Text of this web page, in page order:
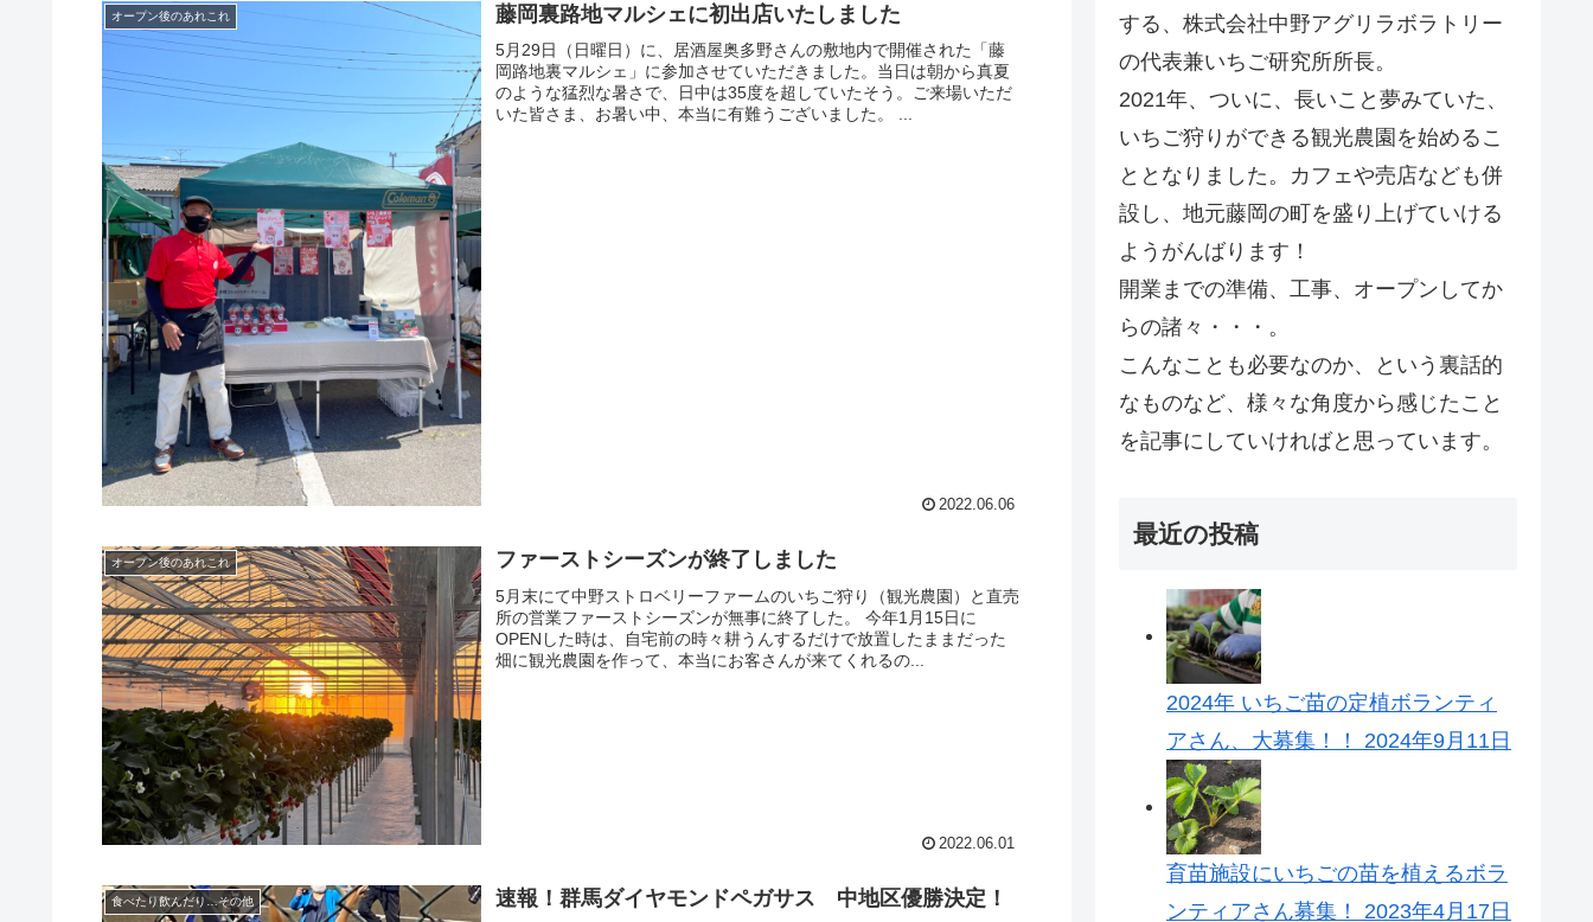
オープン後のあれこれ 藤岡裏路地マルシェに初出店いたしました
5月29日（日曜日）に、居酒屋奥多野さんの敷地内で開催された「藤
岡路地裏マルシェ」に参加させていただきました。当日は朝から真夏
のような猛烈な暑さで、日中は35度を超していたそう。ご来場いただ
いた皆さま、お暑い中、本当に有難うございました。 ...
2022.06.06
オープン後のあれこれ ファーストシーズンが終了しました
5月末にて中野ストロベリーファームのいちご狩り（観光農園）と直売
所の営業ファーストシーズンが無事に終了した。 今年1月15日に
OPENした時は、自宅前の時々耕うんするだけで放置したままだった
畑に観光農園を作って、本当にお客さんが来てくれるの...
2022.06.01
食べたり飲んだり…その他 速報！群馬ダイヤモンドペガサス 中地区優勝決定！
する、株式会社中野アグリラボラトリー
の代表兼いちご研究所所長。
2021年、ついに、長いこと夢みていた、
いちご狩りができる観光農園を始めるこ
ととなりました。カフェや売店なども併
設し、地元藤岡の町を盛り上げていける
ようがんばります！
開業までの準備、工事、オープンしてか
らの諸々・・・。
こんなことも必要なのか、という裏話的
なものなど、様々な角度から感じたこと
を記事にしていければと思っています。
最近の投稿
2024年 いちご苗の定植ボランティ
アさん、大募集！！
2024年9月11日
育苗施設にいちごの苗を植えるボラ
ンティアさん募集！
2023年4月17日